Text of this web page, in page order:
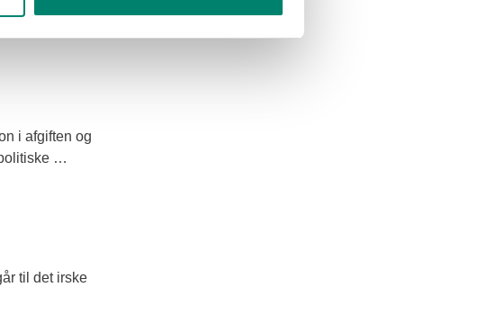
i afgiften og
til det irske